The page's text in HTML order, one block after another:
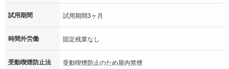
試用期間 試用期間3ヶ月
時間外労働 固定残業なし
受動喫煙防止法 受動喫煙防止のため屋内禁煙